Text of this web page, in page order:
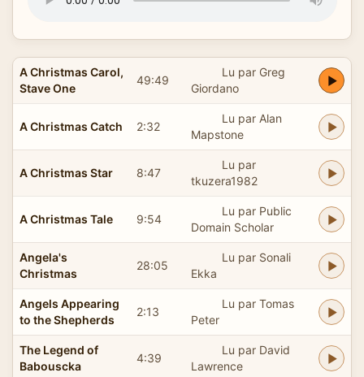
A Christmas Carol,
Stave One
49:49
Lu par Greg
Giordano
A Christmas Catch 2:32
Lu par Alan
Mapstone
A Christmas Star 8:47
Lu par
tkuzera1982
A Christmas Tale 9:54
Lu par Public
Domain Scholar
Angela's
Christmas
28:05
Lu par Sonali
Ekka
Angels Appearing
to the Shepherds
2:13
Lu par Tomas
Peter
The Legend of
Babouscka
4:39
Lu par David
Lawrence